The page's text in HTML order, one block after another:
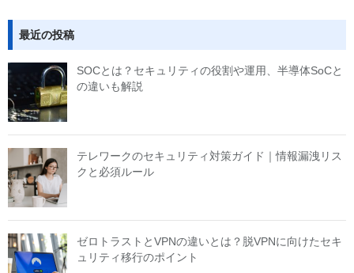
最近の投稿
SOCとは？セキュリティの役割や運用、半導体SoCと
の違いも解説
テレワークのセキュリティ対策ガイド｜情報漏洩リス
クと必須ルール
ゼロトラストとVPNの違いとは？脱VPNに向けたセキ
ュリティ移行のポイント